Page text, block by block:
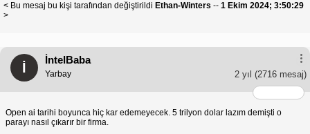
< Bu mesaj bu kişi tarafından değiştirildi Ethan-Winters -- 1 Ekim 2024; 3:50:29
>
İ
İntelBaba
2 yıl (2716 mesaj)
Yarbay
Open ai tarihi boyunca hiç kar edemeyecek. 5 trilyon dolar lazım demişti o
parayı nasıl çıkarır bir firma.